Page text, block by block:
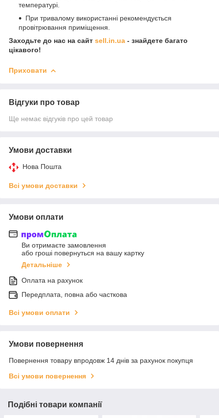
температурі.
При тривалому використанні рекомендується
провітрювання приміщення.
Заходьте до нас на сайт sell.in.ua - знайдете багато
цікавого!
Приховати
Відгуки про товар
Ще немає відгуків про цей товар
Умови доставки
Нова Пошта
Всі умови доставки
Умови оплати
Ви отримаєте замовлення
або гроші повернуться на вашу картку
Детальніше
Оплата на рахунок
Передплата, повна або часткова
Всі умови оплати
Умови повернення
Повернення товару впродовж 14 днів за рахунок покупця
Всі умови повернення
Подібні товари компанії